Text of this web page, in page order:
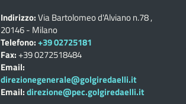
Indirizzo:Via Bartolomeo d'Alviano n.78 ,
20146 - Milano
Telefono:+39 02725181
Fax:+39 0272518484
Email:
direzionegenerale@golgiredaelli.it
Email:direzione@pec.golgiredaelli.it